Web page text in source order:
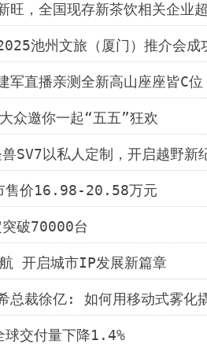
旺，全国现存新茶饮相关企业
池州文旅（厦门）推介会成
军直播亲测全新高山座座皆C位
众邀你一起“五五”狂欢
SV7以私人定制，开启越野新
售价16.98-20.58万元
突破70000台
开启城市IP发展新篇章
总裁徐亿: 如何用移动式雾化
球交付量下降1.4%